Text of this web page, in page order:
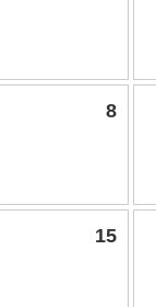
8
15